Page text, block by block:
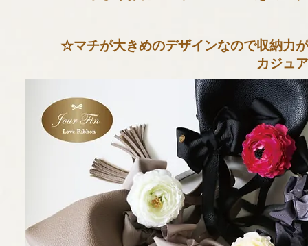
☆マチが大きめのデザインなので収納力
カジュ